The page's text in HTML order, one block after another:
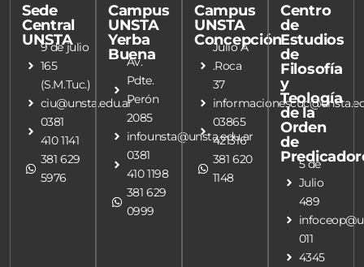
Sede
Central
UNSTA
9 de julio
165
(S.M.Tuc.)
ciu@unsta.edu.ar
0381
410 1141
381 629
5976
Campus
UNSTA
Yerba
Buena
Av.
Pdte.
Perón
2085
infounsta@unsta.edu.ar
0381
410 1198
381 629
0999
Campus
UNSTA
Concepción
Julio A
.Roca
37
03865
421316
381 620
1148
Centro
de
Estudios
de
Filosofía
y
Teología
de la
Orden
de
5 de
Julio
489
011
4345